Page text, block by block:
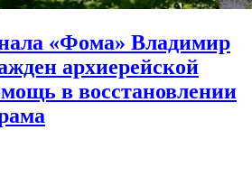
«Фома» Владимир
архиерейской
в восстановлении